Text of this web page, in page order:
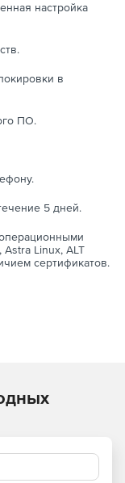
настройка
в
ПО.
5 дней.
Linux, ALT
сертификатов.